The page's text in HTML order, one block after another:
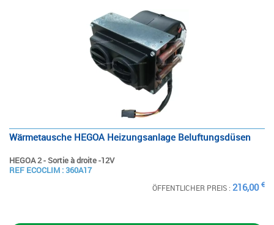
Wärmetausche HEGOA Heizungsanlage Beluftungsdüsen
HEGOA 2 - Sortie à droite -12V
REF ECOCLIM : 360A17
ÖFFENTLICHER PREIS : 216,00 €